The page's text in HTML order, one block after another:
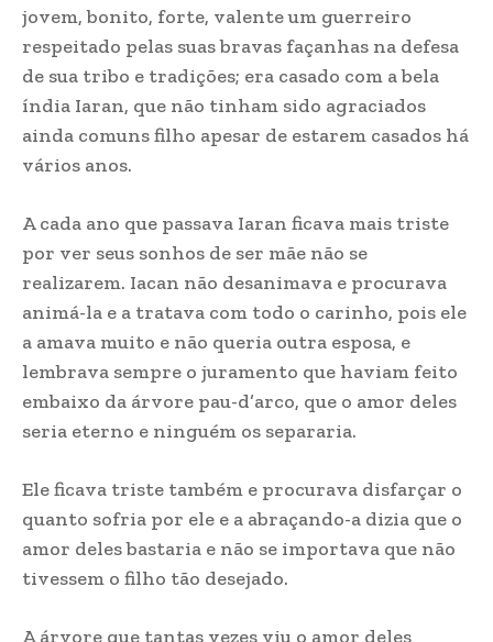
jovem, bonito, forte, valente um guerreiro
respeitado pelas suas bravas façanhas na defesa
de sua tribo e tradições; era casado com a bela
índia Iaran, que não tinham sido agraciados
ainda comuns filho apesar de estarem casados há
vários anos.
A cada ano que passava Iaran ficava mais triste
por ver seus sonhos de ser mãe não se
realizarem. Iacan não desanimava e procurava
animá-la e a tratava com todo o carinho, pois ele
a amava muito e não queria outra esposa, e
lembrava sempre o juramento que haviam feito
embaixo da árvore pau-d’arco, que o amor deles
seria eterno e ninguém os separaria.
Ele ficava triste também e procurava disfarçar o
quanto sofria por ele e a abraçando-a dizia que o
amor deles bastaria e não se importava que não
tivessem o filho tão desejado.
A árvore que tantas vezes viu o amor deles